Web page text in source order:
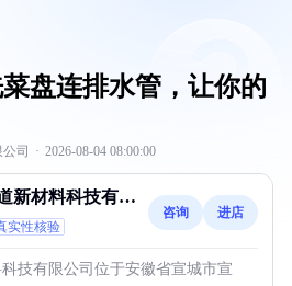
盘连排水管，让你的
司 · 2026-08-04 08:00:00
新材料科技有限
实性核验
咨询 进店
技有限公司位于安徽省宣城市宣